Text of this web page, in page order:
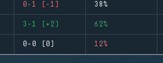
0-1 (-1) 38%
3-1 (+2) 62%
0-0 (0) 12%